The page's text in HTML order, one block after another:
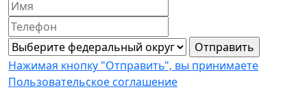
Нажимая кнопку "Отправить", вы принимаете
Пользовательское соглашение